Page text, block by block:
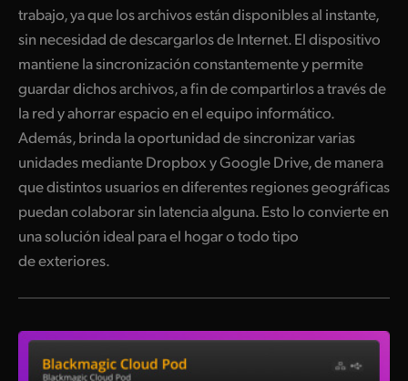
trabajo, ya que los archivos están disponibles al instante,
sin necesidad de descargarlos de Internet. El dispositivo
mantiene la sincronización constantemente y permite
guardar dichos archivos, a fin de compartirlos a través de
la red y ahorrar espacio en el equipo informático.
Además, brinda la oportunidad de sincronizar varias
unidades mediante Dropbox y Google Drive, de manera
que distintos usuarios en diferentes regiones geográficas
puedan colaborar sin latencia alguna. Esto lo convierte en
una solución ideal para el hogar o todo tipo
de exteriores.